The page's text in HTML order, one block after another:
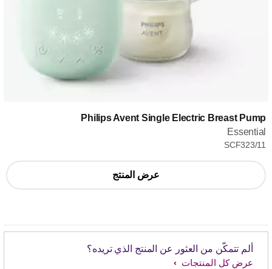
Philips Avent Single Electric Breast Pump
Essential
SCF323/11
عرض المنتج
ألم تتمكّن من العثور عن المنتج الذي تريده؟
عرض كل المنتجات